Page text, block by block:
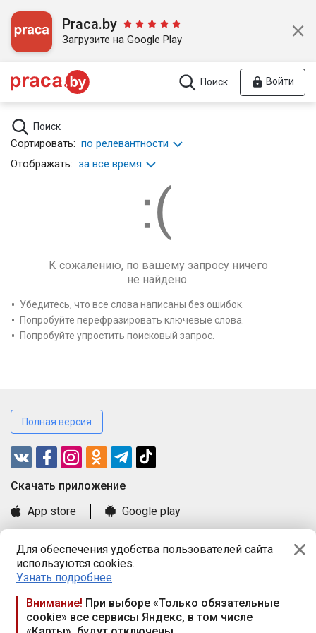
Для обеспечения удобства пользователей сайта
используются cookies.
Узнать подробнее
Внимание! При выборе «Только обязательные
cookie» все сервисы Яндекс, в том числе
Praca.by
Загрузите на Google Play
Поиск Войти
Поиск
Сортировать: по релевантности
Отображать: за все время
К сожалению, по вашему запросу ничего
не найдено.
Убедитесь, что все слова написаны без ошибок.
Попробуйте перефразировать ключевые слова.
Попробуйте упростить поисковый запрос.
Полная версия
Cкачать приложение
App store
Google play
Книга замечаний и предложений
Правила и документы
Praca.by © 2000—2026, ООО «ПРАЦА БАЙ»
Республика Беларусь, 220114, г. Минск, пр-т Независимости
117а, пом. № 9.